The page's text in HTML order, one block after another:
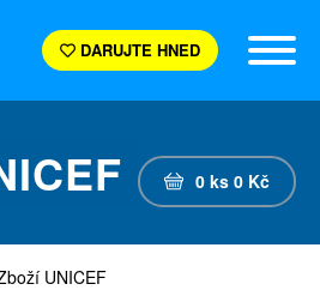
DARUJTE HNED
0 ks 0 Kč
UNICEF